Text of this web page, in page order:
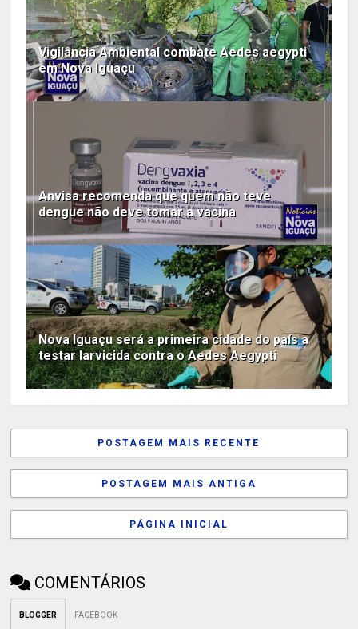
Vigilância Ambiental combate Aedes aegypti
em Nova Iguaçu
Anvisa recomenda que quem não teve
dengue não deve tomar a vacina
Nova Iguaçu será a primeira cidade do país a
testar larvicida contra o Aedes Aegypti
POSTAGEM MAIS RECENTE
POSTAGEM MAIS ANTIGA
PÁGINA INICIAL
COMENTÁRIOS
BLOGGER FACEBOOK